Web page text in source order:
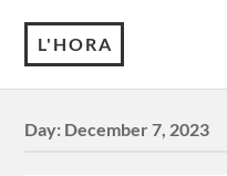
L'HORA
Day: December 7, 2023